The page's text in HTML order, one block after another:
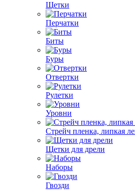
Щетки
Перчатки
Биты
Буры
Отвертки
Рулетки
Уровни
Стрейч пленка, липкая
Щетки для дрели
Наборы
Гвозди